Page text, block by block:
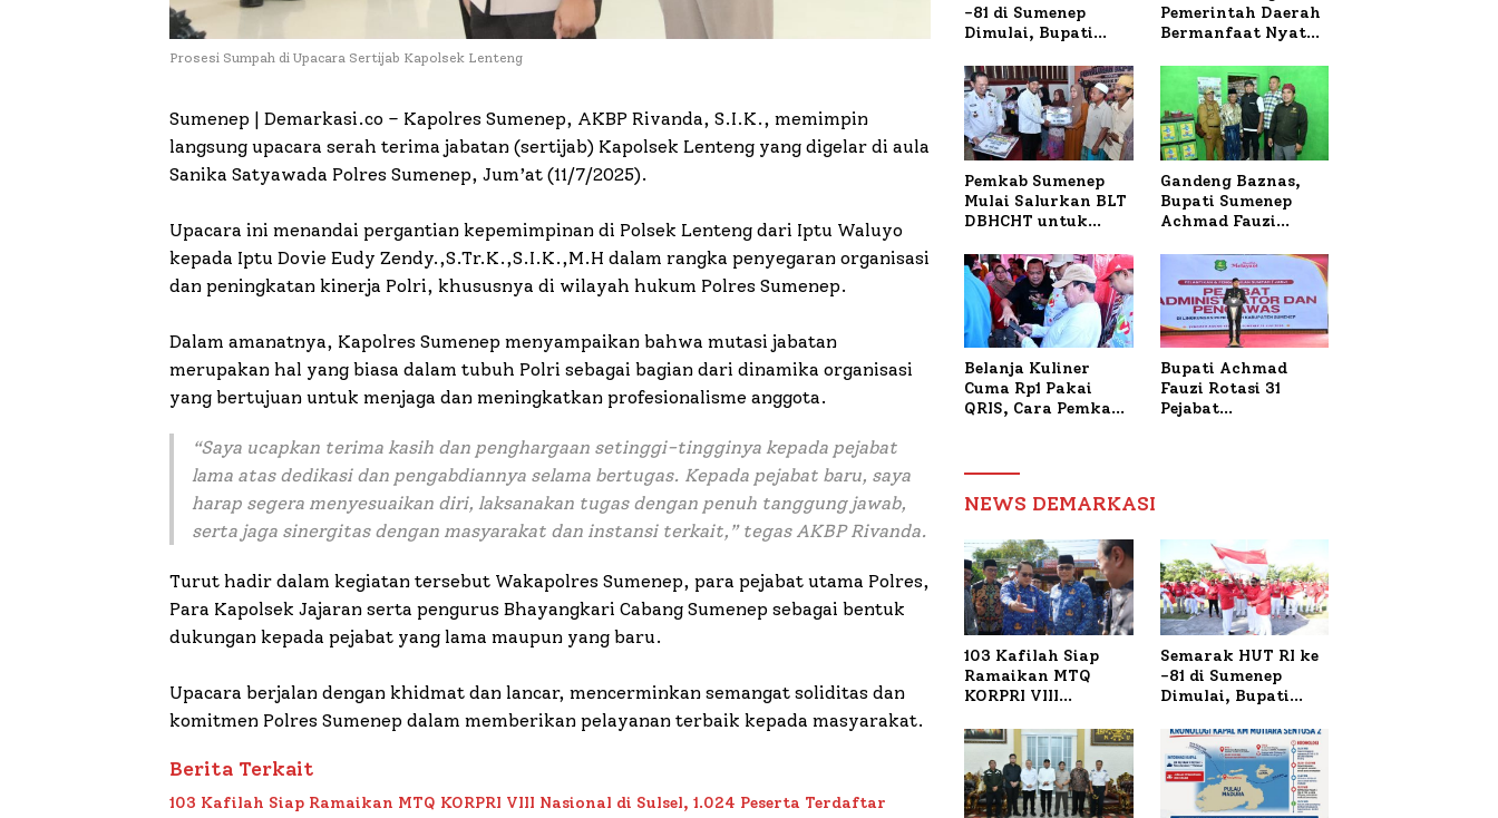
Prosesi Sumpah di Upacara Sertijab Kapolsek Lenteng
Sumenep | Demarkasi.co – Kapolres Sumenep, AKBP Rivanda, S.I.K., memimpin
langsung upacara serah terima jabatan (sertijab) Kapolsek Lenteng yang digelar di aula
Sanika Satyawada Polres Sumenep, Jum’at (11/7/2025).
Upacara ini menandai pergantian kepemimpinan di Polsek Lenteng dari Iptu Waluyo
kepada Iptu Dovie Eudy Zendy.,S.Tr.K.,S.I.K.,M.H dalam rangka penyegaran organisasi
dan peningkatan kinerja Polri, khususnya di wilayah hukum Polres Sumenep.
Dalam amanatnya, Kapolres Sumenep menyampaikan bahwa mutasi jabatan
merupakan hal yang biasa dalam tubuh Polri sebagai bagian dari dinamika organisasi
yang bertujuan untuk menjaga dan meningkatkan profesionalisme anggota.
“Saya ucapkan terima kasih dan penghargaan setinggi-tingginya kepada pejabat
lama atas dedikasi dan pengabdiannya selama bertugas. Kepada pejabat baru, saya
harap segera menyesuaikan diri, laksanakan tugas dengan penuh tanggung jawab,
serta jaga sinergitas dengan masyarakat dan instansi terkait,” tegas AKBP Rivanda.
Turut hadir dalam kegiatan tersebut Wakapolres Sumenep, para pejabat utama Polres,
Para Kapolsek Jajaran serta pengurus Bhayangkari Cabang Sumenep sebagai bentuk
dukungan kepada pejabat yang lama maupun yang baru.
Upacara berjalan dengan khidmat dan lancar, mencerminkan semangat soliditas dan
komitmen Polres Sumenep dalam memberikan pelayanan terbaik kepada masyarakat.
Berita Terkait
103 Kafilah Siap Ramaikan MTQ KORPRI VIII Nasional di Sulsel, 1.024 Peserta Terdaftar
-81 di Sumenep
Dimulai, Bupati
Doa untuk Korban
Kapal Terbakar
Pemerintah Daerah
Bermanfaat Nyata
Bupati Sumenep
Tinjau Langsung
Budidaya Lele dan
Ayam Petelur di
Desa Bataal Timur
Pemkab Sumenep
Mulai Salurkan BLT
DBHCHT untuk
Tani Tembakau
Gandeng Baznas,
Bupati Sumenep
Achmad Fauzi
Serahkan Bantuan
Bedah RTLH di Dua
Kecamatan
Belanja Kuliner
Cuma Rp1 Pakai
QRIS, Cara Pemkab
Bupati Achmad
Fauzi Rotasi 31
Pejabat
NEWS DEMARKASI
103 Kafilah Siap
Ramaikan MTQ
KORPRI VIII
1.024 Peserta
Terdaftar
Semarak HUT RI ke
-81 di Sumenep
Dimulai, Bupati
Doa untuk Korban
Kapal Terbakar